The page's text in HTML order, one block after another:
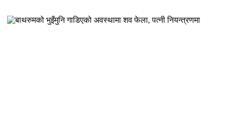
Subash Mandal